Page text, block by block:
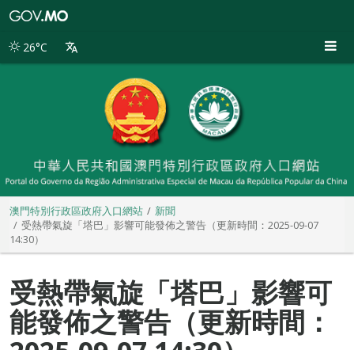
別
26°C
澳門特別行政區政府入口網站
新聞
受熱帶氣旋「塔巴」影響可能發佈之警告（更新時間：2025-09-07
14:30）
受熱帶氣旋「塔巴」影響可
能發佈之警告（更新時間：